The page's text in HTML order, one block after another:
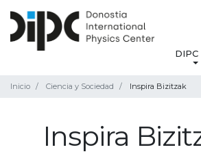
DIPC
Inicio Ciencia y Sociedad Inspira Bizitzak
Inspira